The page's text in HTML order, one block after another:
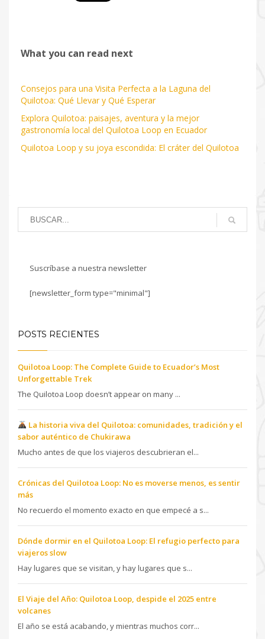
What you can read next
Consejos para una Visita Perfecta a la Laguna del
Quilotoa: Qué Llevar y Qué Esperar
Explora Quilotoa: paisajes, aventura y la mejor
gastronomía local del Quilotoa Loop en Ecuador
Quilotoa Loop y su joya escondida: El cráter del Quilotoa
Suscríbase a nuestra newsletter
[newsletter_form type="minimal"]
POSTS RECIENTES
Quilotoa Loop: The Complete Guide to Ecuador’s Most
Unforgettable Trek
The Quilotoa Loop doesn’t appear on many ...
La historia viva del Quilotoa: comunidades, tradición y el
sabor auténtico de Chukirawa
Mucho antes de que los viajeros descubrieran el...
Crónicas del Quilotoa Loop: No es moverse menos, es sentir
más
No recuerdo el momento exacto en que empecé a s...
Dónde dormir en el Quilotoa Loop: El refugio perfecto para
viajeros slow
Hay lugares que se visitan, y hay lugares que s...
El Viaje del Año: Quilotoa Loop, despide el 2025 entre
volcanes
El año se está acabando, y mientras muchos corr...